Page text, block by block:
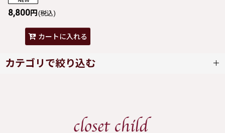
8,800円 (税込)
カートに入れる
カテゴリで絞り込む